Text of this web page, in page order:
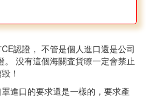
認證， 不管是個人進口還是公司
没有這個海關査貨瞭一定會禁止
！
進口的要求還是一樣的，要求產